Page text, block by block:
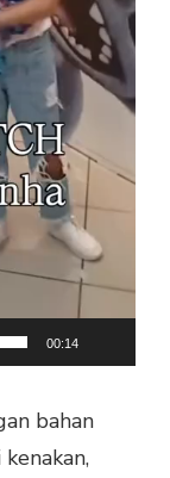
00:14
bahan